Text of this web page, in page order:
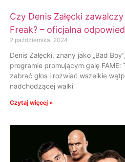
Czy Denis Załęcki
Freak? – oficjalna
2 października, 2024
Denis Załęcki, znany jako „Bad
programie promującym galę FAME:
zabrać głos i rozwiać wszelkie
nadchodzącej walki
Czytaj więcej »